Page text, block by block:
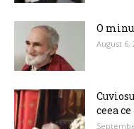
O
August 6,
ceea